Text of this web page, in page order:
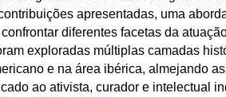
apresentadas, uma
diferentes facetas da
exploradas múltiplas camadas
e na área ibérica, almejando
ao ativista, curador e intelectual